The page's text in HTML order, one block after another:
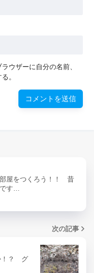
ウザーに自分の名前、
。
屋をつくろう！！ 昔
す…
次の記事
！？ グ